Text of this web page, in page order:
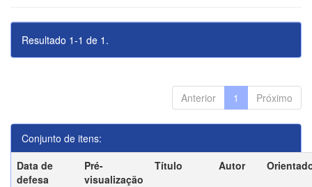
Resultado 1-1 de 1.
Anterior 1 Próximo
Conjunto de itens:
Data de
defesa
Pré-
visualização
Título Autor